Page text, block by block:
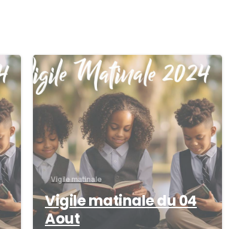
0 0
Vigile matinale
Vigile matinale du 04
Aout